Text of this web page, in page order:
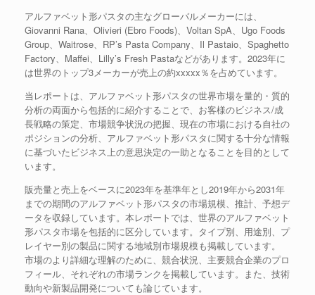
アルファベット形パスタの主なグローバルメーカーには、
Giovanni Rana、Olivieri (Ebro Foods)、Voltan SpA、Ugo Foods
Group、Waitrose、RP’s Pasta Company、Il Pastaio、Spaghetto
Factory、Maffei、Lilly’s Fresh Pastaなどがあります。2023年に
は世界のトップ3メーカーが売上の約xxxxx％を占めています。
当レポートは、アルファベット形パスタの世界市場を量的・質的
分析の両面から包括的に紹介することで、お客様のビジネス/成
長戦略の策定、市場競争状況の把握、現在の市場における自社の
ポジションの分析、アルファベット形パスタに関する十分な情報
に基づいたビジネス上の意思決定の一助となることを目的として
います。
販売量と売上をベースに2023年を基準年とし2019年から2031年
までの期間のアルファベット形パスタの市場規模、推計、予想デ
ータを収録しています。本レポートでは、世界のアルファベット
形パスタ市場を包括的に区分しています。タイプ別、用途別、プ
レイヤー別の製品に関する地域別市場規模も掲載しています。
市場のより詳細な理解のために、競合状況、主要競合企業のプロ
フィール、それぞれの市場ランクを掲載しています。また、技術
動向や新製品開発についても論じています。